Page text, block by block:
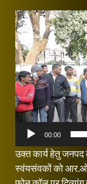
Video
Player
00:00
उक्त कार्य हेतु जनपद
स्वंयसंवकों को